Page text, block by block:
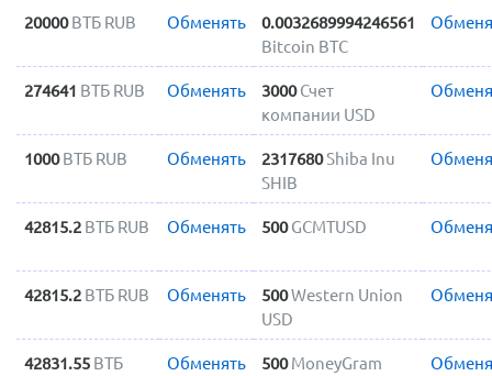
20000 ВТБ RUB Обменять
0.0032689994246561
Bitcoin BTC
274641 ВТБ RUB Обменять 3000 Счет
компании USD
1000 ВТБ RUB Обменять 2317680Shiba Inu
SHIB
42815.2 ВТБ RUB Обменять 500 GCMTUSD
42815.2 ВТБ RUB Обменять 500Western Union
USD
42831.55 ВТБ
Обменять 500 MoneyGram